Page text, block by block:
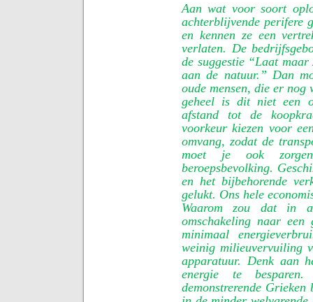
Aan wat voor soort
achterblijvende perifere
en kennen ze een
verlaten. De
de suggestie “Laat
aan de natuur.” Dan
oude mensen, die er
geheel is dit niet een
afstand tot de
voorkeur kiezen voor
omvang, zodat de
moet je ook
beroepsbevolking.
en het bijbehorende
gelukt. Ons hele
Waarom zou dat in
omschakeling naar een
minimaal
weinig milieuvervuiling
apparatuur. Denk aan
energie te
demonstrerende